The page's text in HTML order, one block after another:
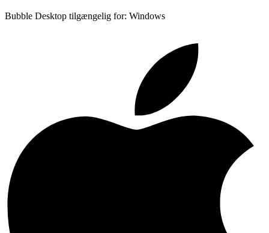
Bubble Desktop tilgængelig for: Windows